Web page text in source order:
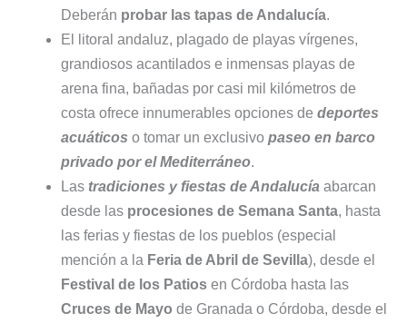
Deberán probar las tapas de Andalucía.
El litoral andaluz, plagado de playas vírgenes,
grandiosos acantilados e inmensas playas de
arena fina, bañadas por casi mil kilómetros de
costa ofrece innumerables opciones de deportes
acuáticos o tomar un exclusivo paseo en barco
privado por el Mediterráneo.
Las tradiciones y fiestas de Andalucía abarcan
desde las procesiones de Semana Santa, hasta
las ferias y fiestas de los pueblos (especial
mención a la Feria de Abril de Sevilla), desde el
Festival de los Patiosen Córdoba hasta las
Cruces de Mayo de Granada o Córdoba, desde el